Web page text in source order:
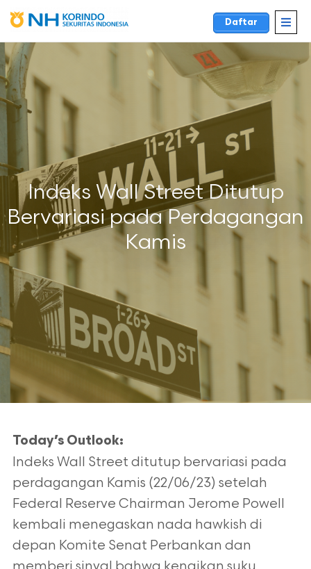
Daftar
Indeks Wall Street Ditutup
Bervariasi pada Perdagangan
Kamis
Today’s Outlook:
Indeks Wall Street ditutup bervariasi pada
perdagangan Kamis (22/06/23) setelah
Federal Reserve Chairman Jerome Powell
kembali menegaskan nada hawkish di
depan Komite Senat Perbankan dan